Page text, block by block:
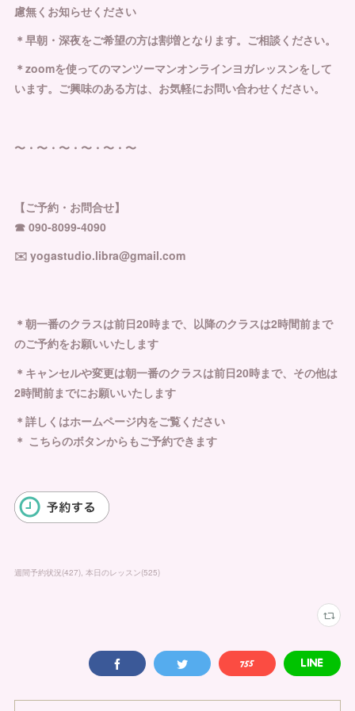
慮無くお知らせください
＊早朝・深夜をご希望の方は割増となります。ご相談ください。
＊zoomを使ってのマンツーマンオンラインヨガレッスンをして
います。ご興味のある方は、お気軽にお問い合わせください。
〜・〜・〜・〜・〜・〜
【ご予約・お問合せ】
☎︎ 090-8099-4090
✉️ yogastudio.libra@gmail.com
＊朝一番のクラスは前日20時まで、以降のクラスは2時間前まで
のご予約をお願いいたします
＊キャンセルや変更は朝一番のクラスは前日20時まで、その他は
2時間前までにお願いいたします
＊詳しくはホームページ内をご覧ください
＊ こちらのボタンからもご予約できます
週間予約状況 (427) 本日のレッスン(525)